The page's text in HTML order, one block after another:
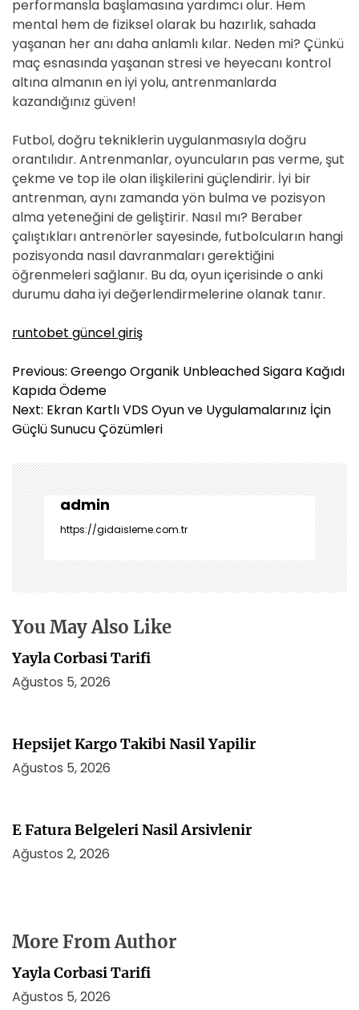
performansla başlamasına yardımcı olur. Hem
mental hem de fiziksel olarak bu hazırlık, sahada
yaşanan her anı daha anlamlı kılar. Neden mi? Çünkü
maç esnasında yaşanan stresi ve heyecanı kontrol
altına almanın en iyi yolu, antrenmanlarda
kazandığınız güven!
Futbol, doğru tekniklerin uygulanmasıyla doğru
orantılıdır. Antrenmanlar, oyuncuların pas verme, şut
çekme ve top ile olan ilişkilerini güçlendirir. İyi bir
antrenman, aynı zamanda yön bulma ve pozisyon
alma yeteneğini de geliştirir. Nasıl mı? Beraber
çalıştıkları antrenörler sayesinde, futbolcuların hangi
pozisyonda nasıl davranmaları gerektiğini
öğrenmeleri sağlanır. Bu da, oyun içerisinde o anki
durumu daha iyi değerlendirmelerine olanak tanır.
runtobet güncel giriş
Y
a
z
ı
e
z
i
n
m
e
s
Previous: Greengo Organik Unbleached Sigara Kağıdı
Kapıda Ödeme
Next: Ekran Kartlı VDS Oyun ve Uygulamalarınız İçin
Güçlü Sunucu Çözümleri
admin
https://gidaisleme.com.tr
You May Also Like
Yayla Corbasi Tarifi
Ağustos 5, 2026
Hepsijet Kargo Takibi Nasil Yapilir
Ağustos 5, 2026
E Fatura Belgeleri Nasil Arsivlenir
Ağustos 2, 2026
More From Author
Yayla Corbasi Tarifi
Ağustos 5, 2026